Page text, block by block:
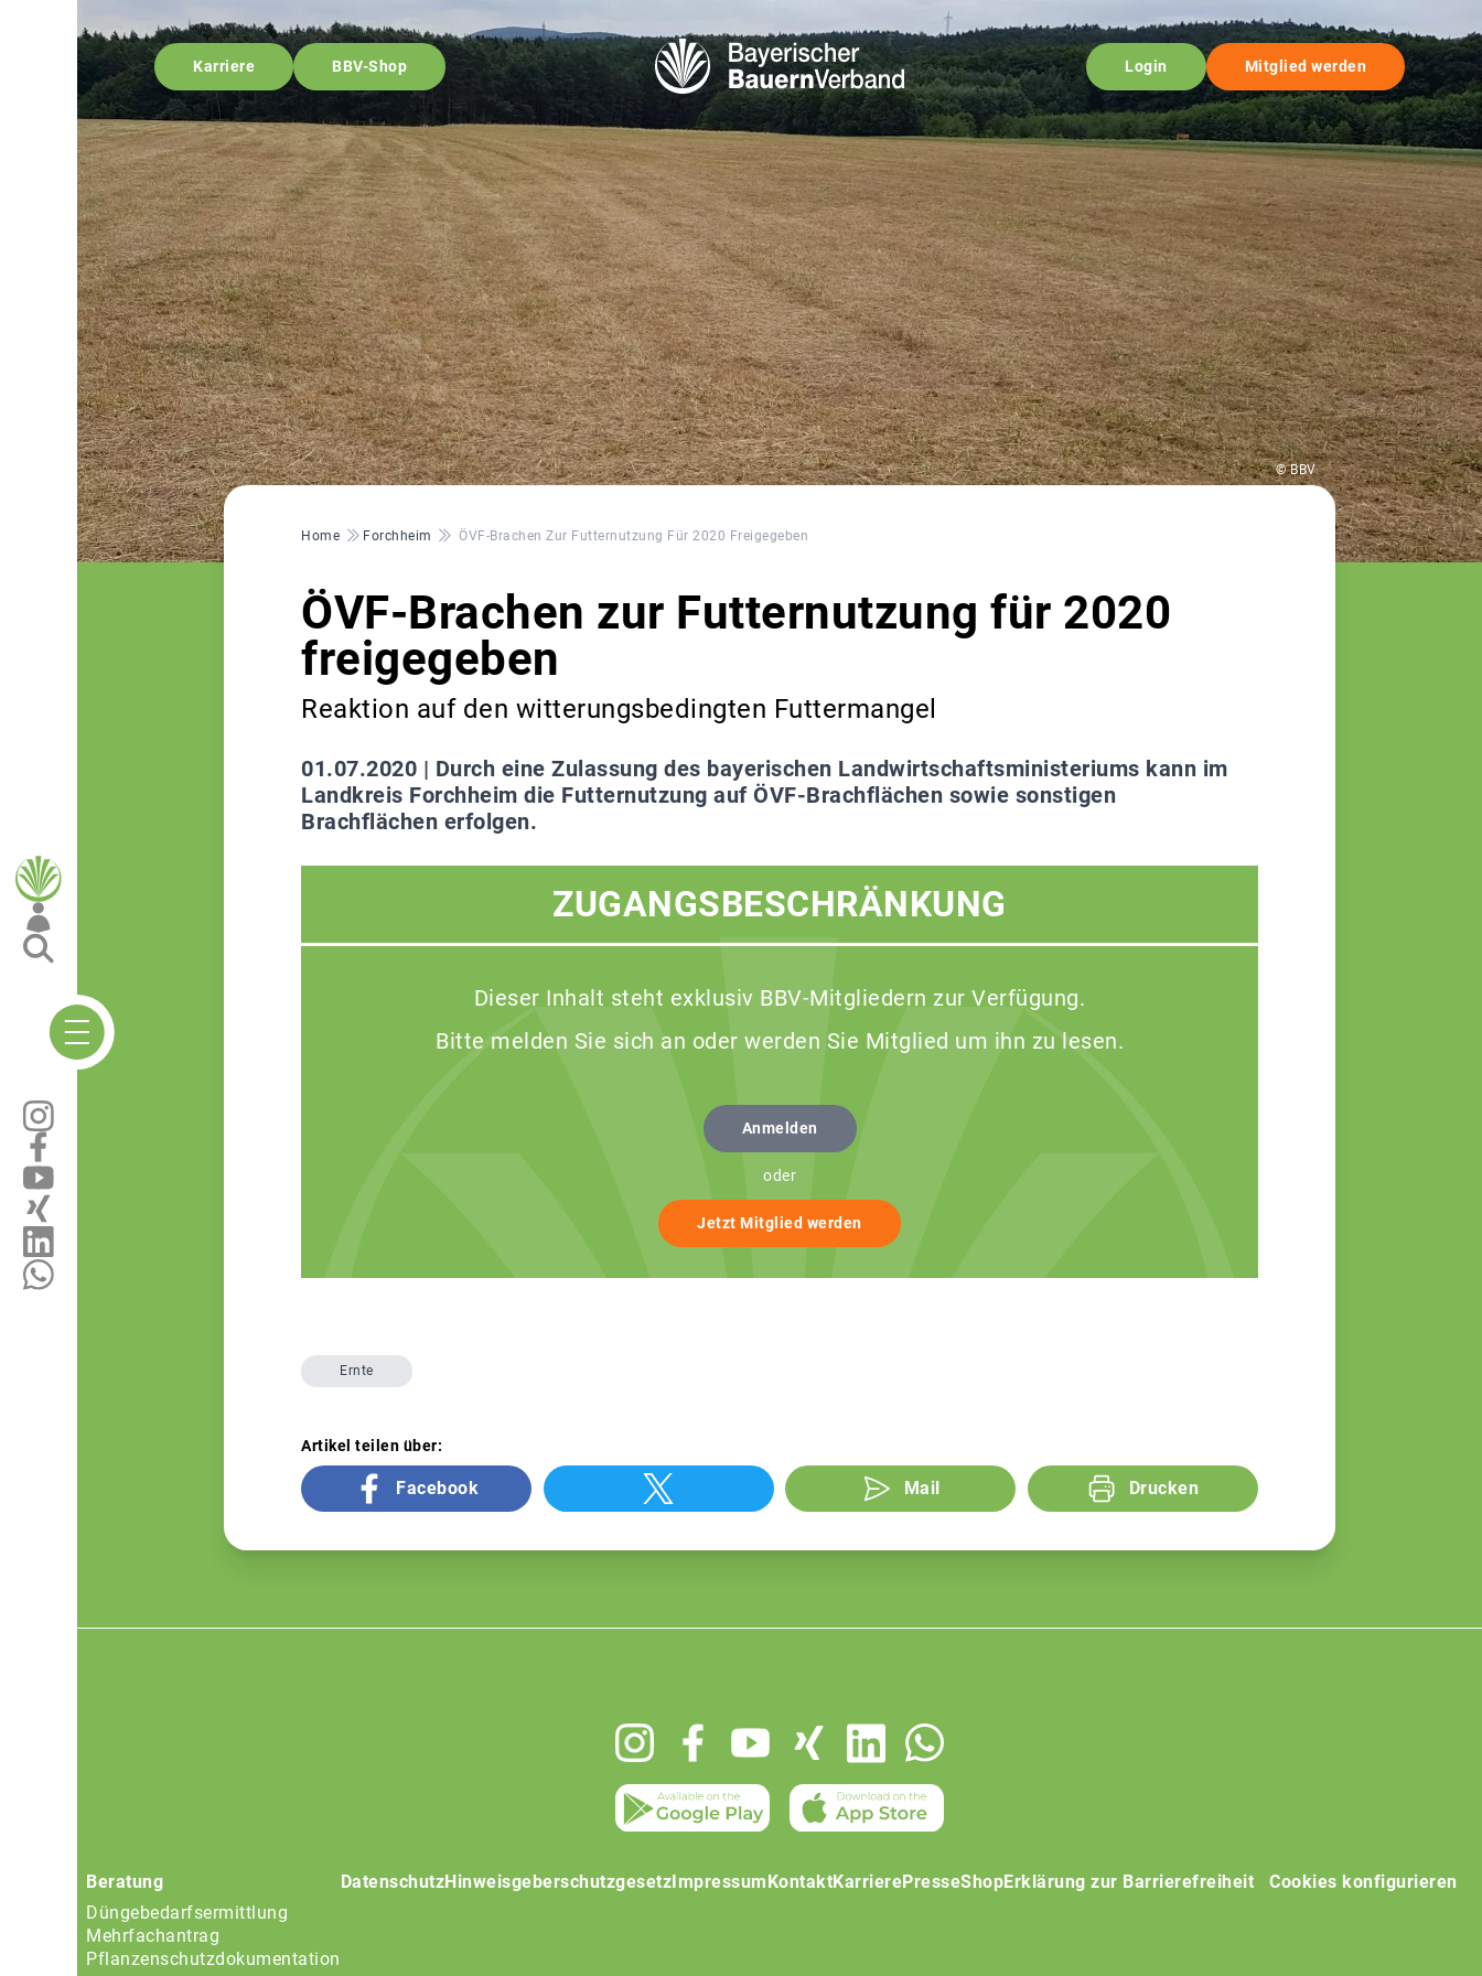
Karriere BBV-Shop Login Mitglied werden
© BBV
Pfadnavigation
Home Forchheim ÖVF-Brachen Zur Futternutzung Für 2020 Freigegeben
ÖVF-Brachen zur Futternutzung für 2020
freigegeben
Reaktion auf den witterungsbedingten Futtermangel
01.07.2020 | Durch eine Zulassung des bayerischen Landwirtschaftsministeriums kann im
Landkreis Forchheim die Futternutzung auf ÖVF-Brachflächen sowie sonstigen
Brachflächen erfolgen.
ZUGANGSBESCHRÄNKUNG
Dieser Inhalt steht exklusiv BBV-Mitgliedern zur Verfügung.
Bitte melden Sie sich an oder werden Sie Mitglied um ihn zu lesen.
Anmelden
oder
Jetzt Mitglied werden
Ernte
Artikel teilen über:
Facebook Mail Drucken
Beratung
Düngebedarfsermittlung
Mehrfachantrag
Pflanzenschutzdokumentation
DatenschutzHinweisgeberschutzgesetzImpressumKontaktKarrierePresseShopErklärung zur Barrierefreiheit Cookies konfigurieren